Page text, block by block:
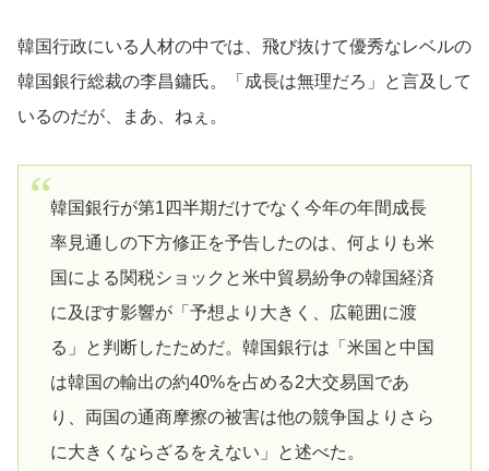
韓国行政にいる人材の中では、飛び抜けて優秀なレベルの
韓国銀行総裁の李昌鏞氏。「成長は無理だろ」と言及して
いるのだが、まあ、ねぇ。
韓国銀行が第1四半期だけでなく今年の年間成長
率見通しの下方修正を予告したのは、何よりも米
国による関税ショックと米中貿易紛争の韓国経済
に及ぼす影響が「予想より大きく、広範囲に渡
る」と判断したためだ。韓国銀行は「米国と中国
は韓国の輸出の約40%を占める2大交易国であ
り、両国の通商摩擦の被害は他の競争国よりさら
に大きくならざるをえない」と述べた。